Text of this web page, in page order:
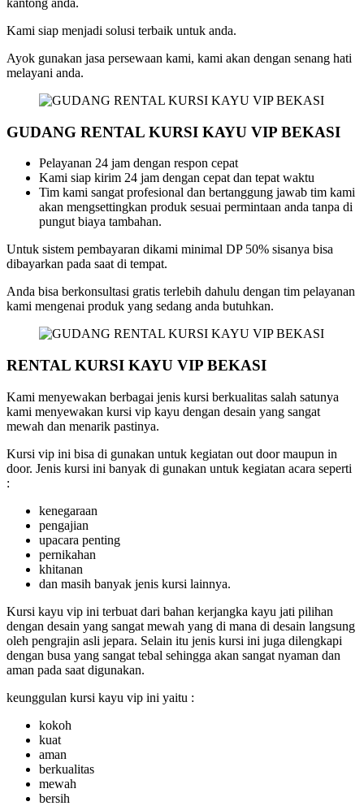
Kami siap menjadi solusi terbaik untuk anda.
Ayok gunakan jasa persewaan kami, kami akan dengan senang hati
melayani anda.
GUDANG RENTAL KURSI KAYU VIP BEKASI
Pelayanan 24 jam dengan respon cepat
Kami siap kirim 24 jam dengan cepat dan tepat waktu
Tim kami sangat profesional dan bertanggung jawab tim kami
akan mengsettingkan produk sesuai permintaan anda tanpa di
pungut biaya tambahan.
Untuk sistem pembayaran dikami minimal DP 50% sisanya bisa
dibayarkan pada saat di tempat.
Anda bisa berkonsultasi gratis terlebih dahulu dengan tim pelayanan
kami mengenai produk yang sedang anda butuhkan.
RENTAL KURSI KAYU VIP BEKASI
Kami menyewakan berbagai jenis kursi berkualitas salah satunya
kami menyewakan kursi vip kayu dengan desain yang sangat
mewah dan menarik pastinya.
Kursi vip ini bisa di gunakan untuk kegiatan out door maupun in
door. Jenis kursi ini banyak di gunakan untuk kegiatan acara seperti
:
kenegaraan
pengajian
upacara penting
pernikahan
khitanan
dan masih banyak jenis kursi lainnya.
Kursi kayu vip ini terbuat dari bahan kerjangka kayu jati pilihan
dengan desain yang sangat mewah yang di mana di desain langsung
oleh pengrajin asli jepara. Selain itu jenis kursi ini juga dilengkapi
dengan busa yang sangat tebal sehingga akan sangat nyaman dan
aman pada saat digunakan.
keunggulan kursi kayu vip ini yaitu :
kokoh
kuat
aman
berkualitas
mewah
bersih